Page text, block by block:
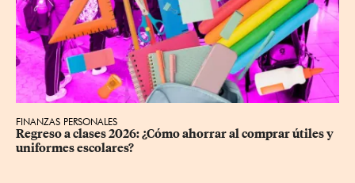
FINANZAS PERSONALES
Regreso a clases 2026: ¿Cómo ahorrar al comprar útiles y
uniformes escolares?